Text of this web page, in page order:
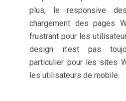
plus, le responsive
chargement des pages
frustrant pour les
design n’est pas
particulier pour les sites
les utilisateurs de mobile.